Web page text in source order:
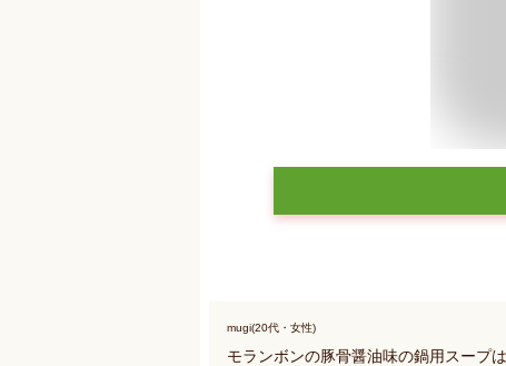
mugi(20代・女性)
モランボンの豚骨醤油味の鍋用スープ